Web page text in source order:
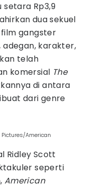
setara Rp3,9
dua sekuel
gangster
adegan, karakter,
telah
komersial The
di antara
dari genre
American
Ridley Scott
seperti
American